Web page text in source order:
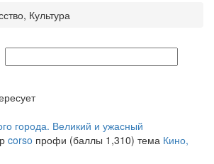
Культура
города. Великий и ужасный
corso профи (баллы 1,310) тема Кино,